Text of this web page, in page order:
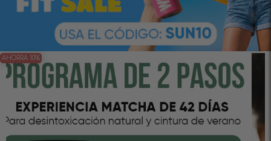
AHORRA 10%